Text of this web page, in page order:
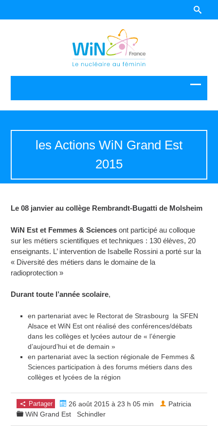
les Actions WiN Grand Est
2015
Le 08 janvier au collège Rembrandt-Bugatti de Molsheim
WiN Est et Femmes & Sciences ont participé au colloque
sur les métiers scientifiques et techniques : 130 élèves, 20
enseignants. L’ intervention de Isabelle Rossini a porté sur la
« Diversité des métiers dans le domaine de la
radioprotection »
Durant toute l’année scolaire,
en partenariat avec le Rectorat de Strasbourg la SFEN
Alsace et WiN Est ont réalisé des conférences/débats
dans les collèges et lycées autour de « l’énergie
d’aujourd’hui et de demain »
en partenariat avec la section régionale de Femmes &
Sciences participation à des forums métiers dans des
collèges et lycées de la région
Partager
26 août 2015 à 23 h 05 min
WiN Grand Est
Patricia
Schindler